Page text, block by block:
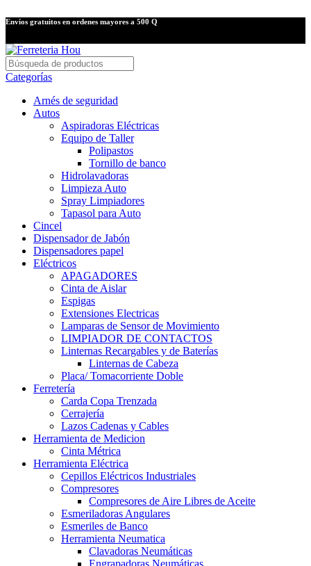
Envíos gratuitos en ordenes mayores a 500 Q
Categorías
Arnés de seguridad
Autos
Aspiradoras Eléctricas
Equipo de Taller
Polipastos
Tornillo de banco
Hidrolavadoras
Limpieza Auto
Spray Limpiadores
Tapasol para Auto
Cincel
Dispensador de Jabón
Dispensadores papel
Eléctricos
APAGADORES
Cinta de Aislar
Espigas
Extensiones Electricas
Lamparas de Sensor de Movimiento
LIMPIADOR DE CONTACTOS
Linternas Recargables y de Baterías
Linternas de Cabeza
Placa/ Tomacorriente Doble
Ferretería
Carda Copa Trenzada
Cerrajería
Lazos Cadenas y Cables
Herramienta de Medicion
Cinta Métrica
Herramienta Eléctrica
Cepillos Eléctricos Industriales
Compresores
Compresores de Aire Libres de Aceite
Esmeriladoras Angulares
Esmeriles de Banco
Herramienta Neumatica
Clavadoras Neumáticas
Engrapadoras Neumáticas